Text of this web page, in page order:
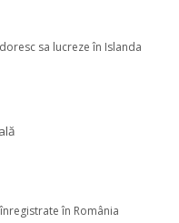
sa lucreze în Islanda
în România